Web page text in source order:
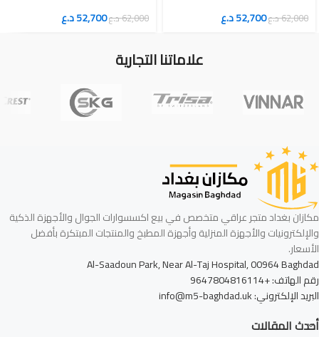
62,000د.ع52,700د.ع 62,000د.ع52,700د.ع
علاماتنا التجارية
مكازان بغداد متجر عراقي متخصص في بيع اكسسوارات الجوال والأجهزة الذكية
والإلكترونيات والأجهزة المنزلية وأجهزة المطبخ والمنتجات المبتكرة بأفضل
الأسعار.
Al-Saadoun Park, Near Al-Taj Hospital, 00964 Baghdad
رقم الهاتف: +9647804816114
البريد الإلكتروني: info@m5-baghdad.uk
أحدث المقالات